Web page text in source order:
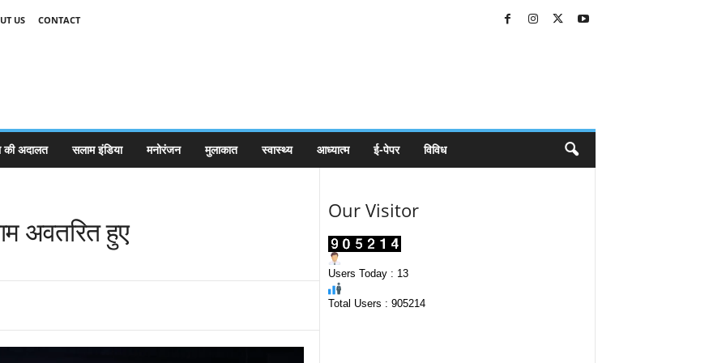
US
CONTACT
की अदालत सलाम इंडिया मनोरंजन मुलाकात स्वास्थ्य आध्यात्म ई-पेपर विविध
अवतरित हुए
Our Visitor
Users Today : 13
Total Users : 905214